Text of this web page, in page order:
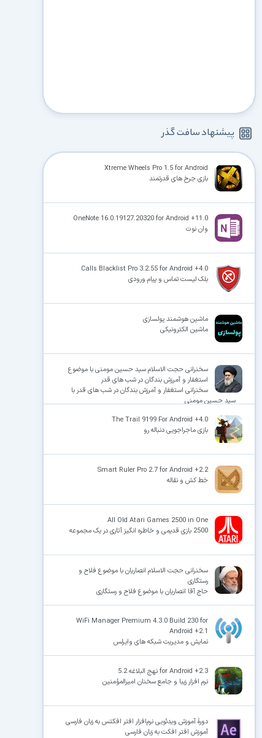
پیشنهاد سافت گذر
Xtreme Wheels Pro 1.5 for Android
بازی جرخ های قدرتمند
OneNote 16.0.19127.20320 for Android +11.0
وان نوت
Calls Blacklist Pro 3.2.55 for Android +4.0
بلک لیست تماس و پیام ورودی
ماشین هوشمند پولسازی
ماشین الکترونیکی
سخنرانی حجت الاسلام سید حسین مومنی با موضوع
استغفار و آمرزش بندگان در شب های قدر
سخنرانی استغفار و آمرزش بندگان در شب های قدر با
سید حسین مومنی
The Trail 9199 For Android +4.0
بازی ماجراجویی دنباله رو
Smart Ruler Pro 2.7 for Android +2.2
خط کش و نقاله
All Old Atari Games 2500 in One
2500 بازی قدیمی و خاطره انگیز آتاری در یک مجموعه
سخنرانی حجت الاسلام انصاریان با موضوع فلاح و
رستگاری
حاج آقا انصاریان با موضوع فلاح و رستگاری
WiFi Manager Premium 4.3.0 Build 230 for
Android +2.1
نمایش و مدیریت شبکه های وایرلس
for Android +2.3 نهج البلاغه 5.2
نرم افزار زیبا و جامع سخنان امیرالمؤمنین
دورهٔ آموزش ویدئویی نرم‌افزار افتر افکتس به زبان فارسی
آموزش افتر افکت به زبان فارسی